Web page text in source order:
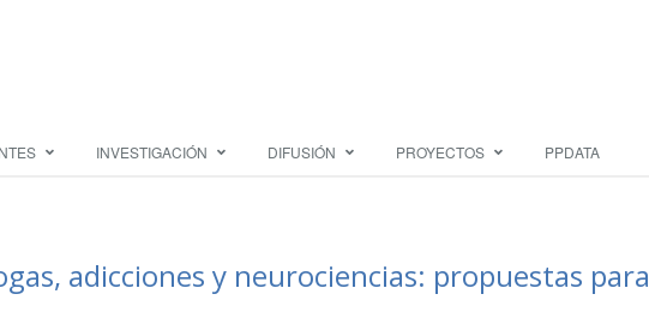
INVESTIGACIÓN DIFUSIÓN PROYECTOS PPDATA
adicciones y neurociencias: propuestas para